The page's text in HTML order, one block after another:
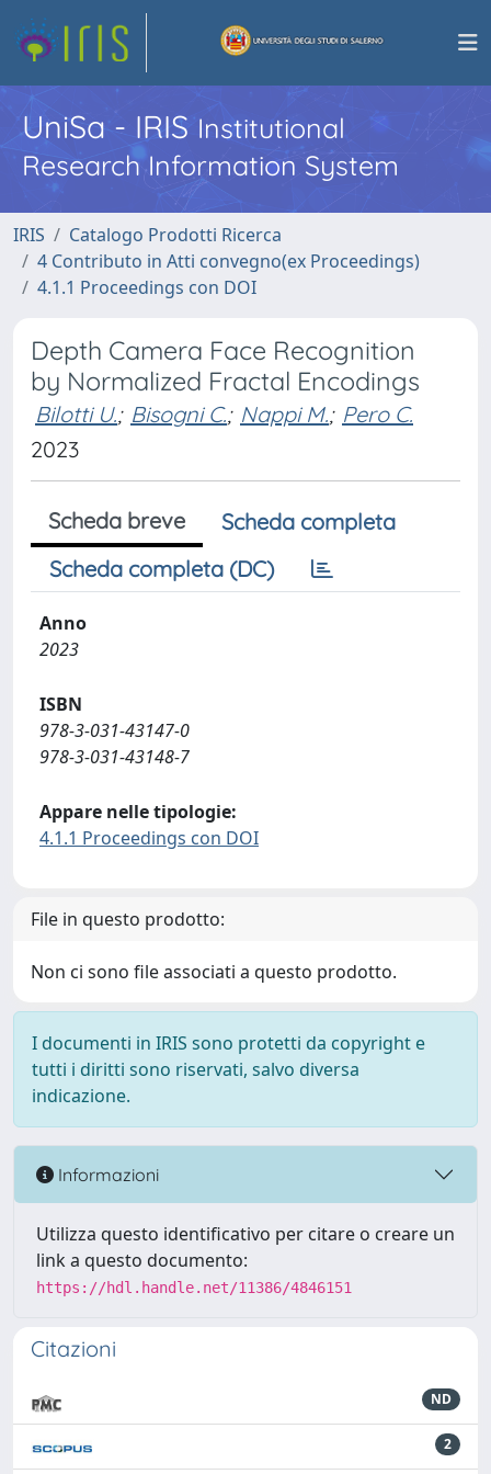
UniSa - IRISInstitutional
Research Information System
IRIS
Catalogo Prodotti Ricerca
4 Contributo in Atti convegno(ex Proceedings)
4.1.1 Proceedings con DOI
Depth Camera Face Recognition
by Normalized Fractal Encodings
Bilotti U.; Bisogni C.; Nappi M.; Pero C.
2023
Scheda breve
Scheda completa
Scheda completa (DC)
Anno
2023
ISBN
978-3-031-43147-0
978-3-031-43148-7
Appare nelle tipologie:
4.1.1 Proceedings con DOI
File in questo prodotto:
Non ci sono file associati a questo prodotto.
I documenti in IRIS sono protetti da copyright e
tutti i diritti sono riservati, salvo diversa
indicazione.
Informazioni
Utilizza questo identificativo per citare o creare un
link a questo documento:
https://hdl.handle.net/11386/4846151
Citazioni
ND
2